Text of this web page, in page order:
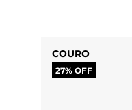
COURO
27% OFF